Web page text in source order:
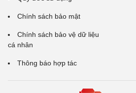
Chính sách bảo mật
Chính sách bảo vệ dữ liệu
cá nhân
Thông báo hợp tác